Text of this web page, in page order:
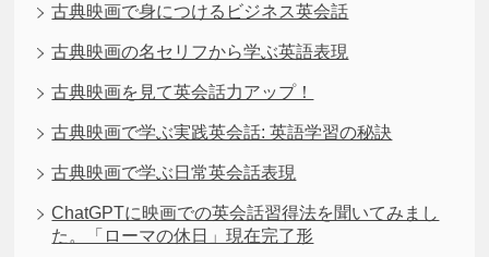
古典映画で身につけるビジネス英会話
古典映画の名セリフから学ぶ英語表現
古典映画を見て英会話力アップ！
古典映画で学ぶ実践英会話: 英語学習の秘訣
古典映画で学ぶ日常英会話表現
ChatGPTに映画での英会話習得法を聞いてみまし
た。「ローマの休日」現在完了形